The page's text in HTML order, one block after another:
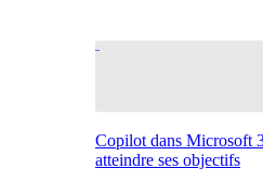
Copilot dans Microsoft
atteindre ses objectifs